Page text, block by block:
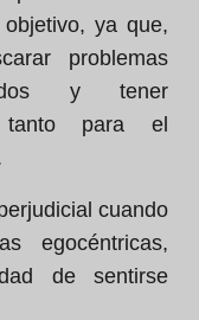
ya que,
problemas
y tener
tanto para el
cuando
egocéntricas,
de sentirse